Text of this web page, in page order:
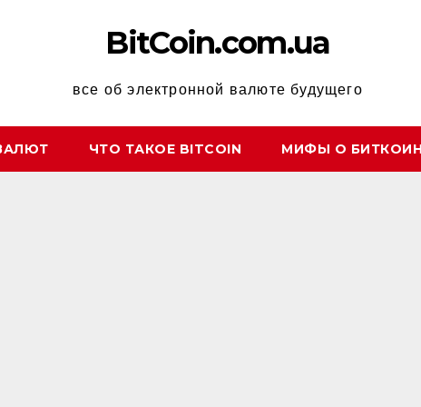
BitCoin.com.ua
все об электронной валюте будущего
ЧТО ТАКОЕ BITCOIN МИФЫ О